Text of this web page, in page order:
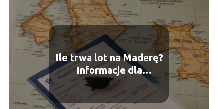
Ile trwa lot na Maderę?
Informacje dla
podróżnych